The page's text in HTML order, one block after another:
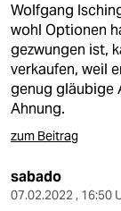
Wolfgang
wohl Optionen
gezwungen ist,
verkaufen, weil
genug gläubige
Ahnung.
zum Beitrag
sabado
07.02.2022 , 16:50